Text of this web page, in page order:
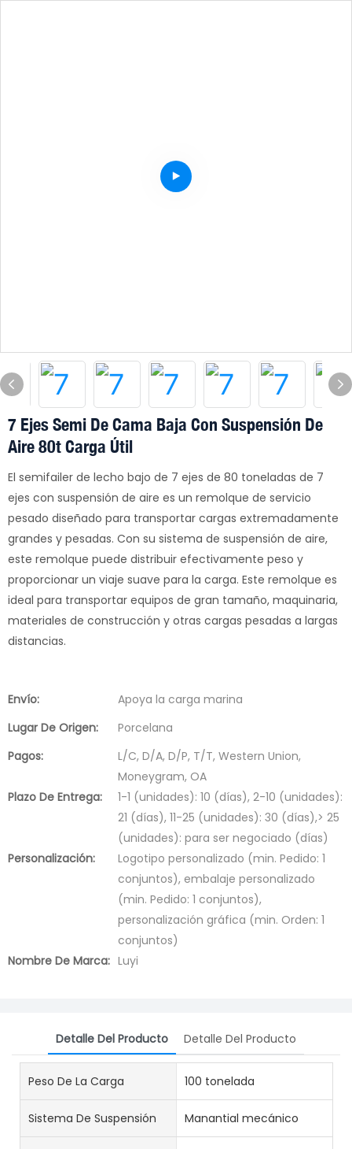
7 Ejes Semi De Cama Baja Con Suspensión De
Aire 80t Carga Útil
El semifailer de lecho bajo de 7 ejes de 80 toneladas de 7
ejes con suspensión de aire es un remolque de servicio
pesado diseñado para transportar cargas extremadamente
grandes y pesadas. Con su sistema de suspensión de aire,
este remolque puede distribuir efectivamente peso y
proporcionar un viaje suave para la carga. Este remolque es
ideal para transportar equipos de gran tamaño, maquinaria,
materiales de construcción y otras cargas pesadas a largas
distancias.
Envío:
Apoya la carga marina
Lugar De Origen:
Porcelana
Pagos:
L/C, D/A, D/P, T/T, Western Union,
Moneygram, OA
Plazo De Entrega:
1-1 (unidades): 10 (días), 2-10 (unidades):
21 (días), 11-25 (unidades): 30 (días),> 25
(unidades): para ser negociado (días)
Personalización:
Logotipo personalizado (min. Pedido: 1
conjuntos), embalaje personalizado
(min. Pedido: 1 conjuntos),
personalización gráfica (min. Orden: 1
conjuntos)
Nombre De Marca: Luyi
Detalle Del Producto Detalle Del Producto
Peso De La Carga 100 tonelada
Sistema De Suspensión Manantial mecánico